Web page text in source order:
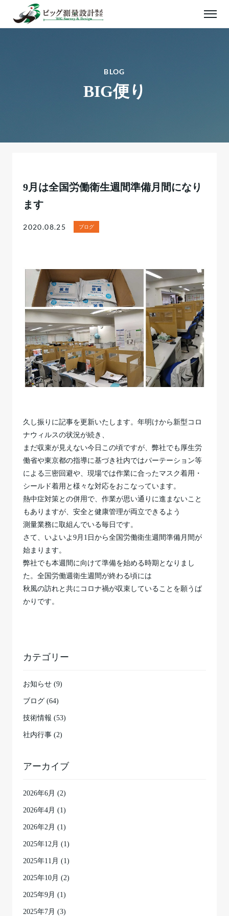
BLOG
BIG便り
9月は全国労働衛生週間準備月間になり
ます
2020.08.25 ブログ
久し振りに記事を更新いたします。年明けから新型コロ
ナウィルスの状況が続き、
まだ収束が見えない今日この頃ですが、弊社でも厚生労
働省や東京都の指導に基づき社内ではパーテーション等
による三密回避や、現場では作業に合ったマスク着用・
シールド着用と様々な対応をおこなっています。
熱中症対策との併用で、作業が思い通りに進まないこと
もありますが、安全と健康管理が両立できるよう
測量業務に取組んでいる毎日です。
さて、いよいよ9月1日から全国労働衛生週間準備月間が
始まります。
弊社でも本週間に向けて準備を始める時期となりまし
た。全国労働週衛生週間が終わる頃には
秋風の訪れと共にコロナ禍が収束していることを願うば
かりです。
カテゴリー
お知らせ (9)
ブログ (64)
技術情報 (53)
社内行事 (2)
アーカイブ
2026年6月 (2)
2026年4月 (1)
2026年2月 (1)
2025年12月 (1)
2025年11月 (1)
2025年10月 (2)
2025年9月 (1)
2025年7月 (3)